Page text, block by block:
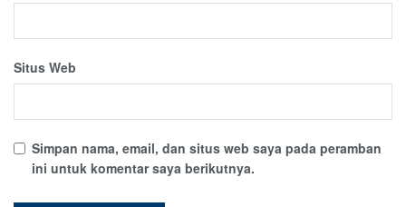
Situs Web
Simpan nama, email, dan situs web saya pada peramban
ini untuk komentar saya berikutnya.